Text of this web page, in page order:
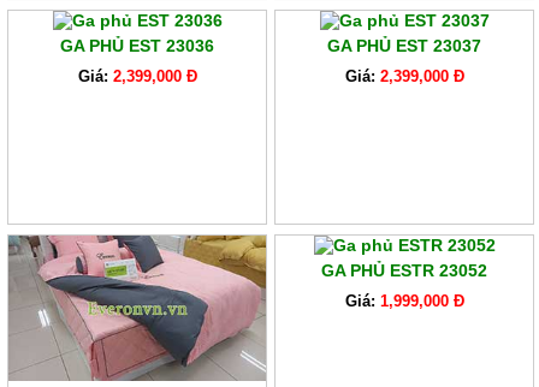
GA PHỦ EST 23036
Giá: 2,399,000 Đ
GA PHỦ EST 23037
Giá: 2,399,000 Đ
GA PHỦ ESTR 23052
Giá: 1,999,000 Đ